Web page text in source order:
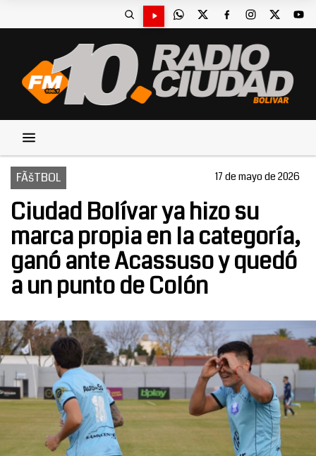
FÃšTBOL 17 de mayo de 2026
Ciudad Bolívar ya hizo su
marca propia en la categoría,
ganó ante Acassuso y quedó
a un punto de Colón